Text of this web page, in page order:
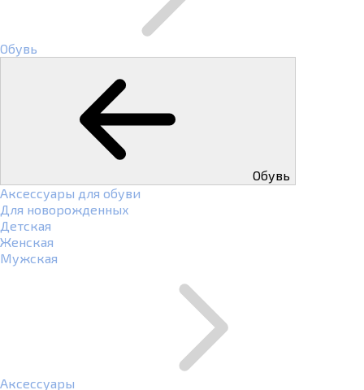
Обувь
Обувь
Аксессуары для обуви
Для новорожденных
Детская
Женская
Мужская
Аксессуары